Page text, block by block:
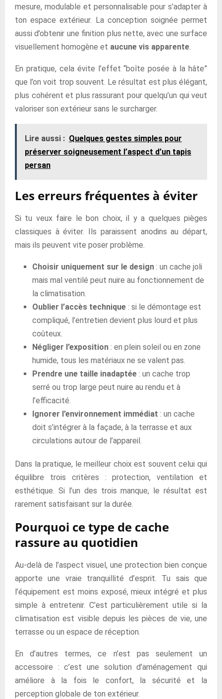
mesure, modulable et personnalisable pour s’adapter à
ton espace extérieur. La conception soignée permet
aussi d’obtenir une finition plus nette, avec une surface
visuellement homogène et aucune vis apparente.
En pratique, cela évite l’effet “boîte posée à la hâte”
que l’on voit trop souvent. Le résultat est plus élégant,
plus cohérent et plus rassurant pour quelqu’un qui veut
valoriser son extérieur sans le surcharger.
Lire aussi : Quelques gestes simples pour
préserver soigneusement l’aspect d’un tapis
persan
Les erreurs fréquentes à éviter
Si tu veux faire le bon choix, il y a quelques pièges
classiques à éviter. Ils paraissent anodins au départ,
mais ils peuvent vite poser problème.
Choisir uniquement sur le design : un cache joli
mais mal ventilé peut nuire au fonctionnement de
la climatisation.
Oublier l’accès technique : si le démontage est
compliqué, l’entretien devient plus lourd et plus
coûteux.
Négliger l’exposition : en plein soleil ou en zone
humide, tous les matériaux ne se valent pas.
Prendre une taille inadaptée : un cache trop
serré ou trop large peut nuire au rendu et à
l’efficacité.
Ignorer l’environnement immédiat : un cache
doit s’intégrer à la façade, à la terrasse et aux
circulations autour de l’appareil.
Dans la pratique, le meilleur choix est souvent celui qui
équilibre trois critères : protection, ventilation et
esthétique. Si l’un des trois manque, le résultat est
rarement satisfaisant sur la durée.
Pourquoi ce type de cache
rassure au quotidien
Au-delà de l’aspect visuel, une protection bien conçue
apporte une vraie tranquillité d’esprit. Tu sais que
l’équipement est moins exposé, mieux intégré et plus
simple à entretenir. C’est particulièrement utile si la
climatisation est visible depuis les pièces de vie, une
terrasse ou un espace de réception.
En d’autres termes, ce n’est pas seulement un
accessoire : c’est une solution d’aménagement qui
améliore à la fois le confort, la sécurité et la
perception globale de ton extérieur.